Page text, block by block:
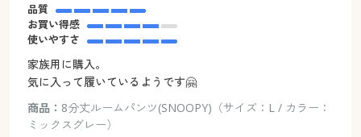
品質
お買い得感
使いやすさ
家族用に購入。
気に入って履いているようです🤗
商品： 8分丈ルームパンツ(SNOOPY)（サイズ：L / カラー：
ミックスグレー）